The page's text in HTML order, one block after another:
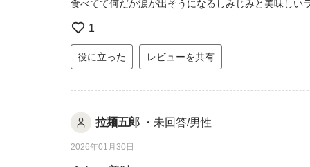
食べてて何だか涙が出そうになるしみじみと美味しい
1
役に立った レビューを共有
拉麺五郎 ・未回答/男性
2026年01月30日